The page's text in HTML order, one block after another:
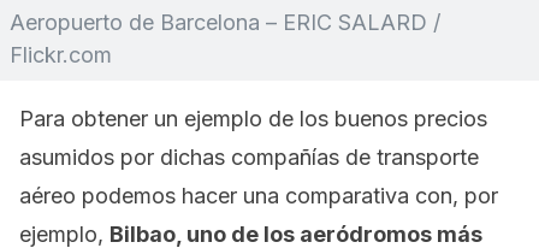
Aeropuerto de Barcelona – ERIC SALARD /
Flickr.com
Para obtener un ejemplo de los buenos precios
asumidos por dichas compañías de transporte
aéreo podemos hacer una comparativa con, por
ejemplo, Bilbao, uno de los aeródromos más